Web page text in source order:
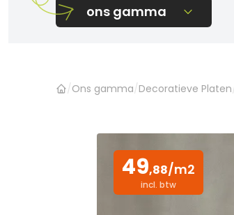
ons gamma
/Ons gamma/Decoratieve Platen
49,88/m2
incl. btw